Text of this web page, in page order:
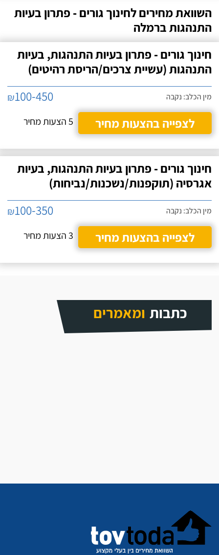
השוואת מחירים לחינוך גורים - פתרון בעיות
התנהגות ברמלה
חינוך גורים - פתרון בעיות התנהגות, בעיות
התנהגות (עשיית צרכים/הריסת רהיטים)
מין הכלב: נקבה ₪100-450
לצפייה בהצעות מחיר
5 הצעות מחיר
חינוך גורים - פתרון בעיות התנהגות, בעיות
אגרסיה (תוקפנות/נשכנות/נביחות)
מין הכלב: נקבה ₪100-350
לצפייה בהצעות מחיר
3 הצעות מחיר
כתבות ומאמרים